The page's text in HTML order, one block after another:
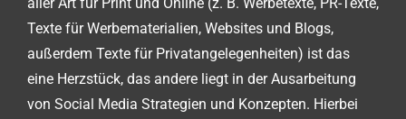
Texte für Werbematerialien, Websites und Blogs,
außerdem Texte für Privatangelegenheiten) ist das
eine Herzstück, das andere liegt in der Ausarbeitung
von Social Media Strategien und Konzepten. Hierbei